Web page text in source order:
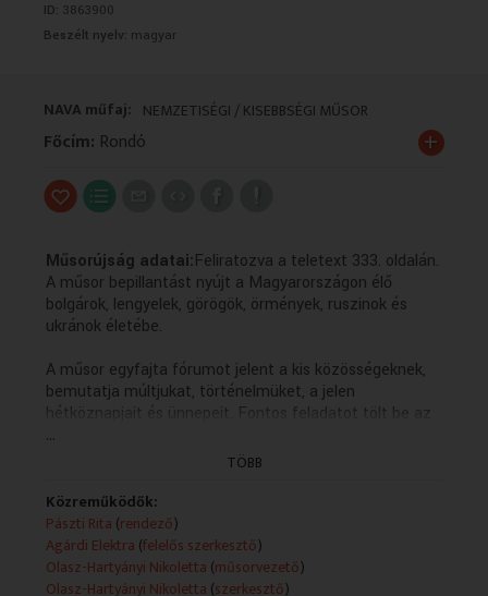
ID: 3863900
Beszélt nyelv: magyar
NAVA műfaj: NEMZETISÉGI / KISEBBSÉGI MŰSOR
Főcím: Rondó +
Műsorújság adatai:Feliratozva a teletext 333. oldalán.
A műsor bepillantást nyújt a Magyarországon élő
bolgárok, lengyelek, görögök, örmények, ruszinok és
ukránok életébe.
A műsor egyfajta fórumot jelent a kis közösségeknek,
bemutatja múltjukat, történelmüket, a jelen
hétköznapjait és ünnepeit. Fontos feladatot tölt be az
anyanyelvi kultúra ápolásában, hiszen a forgatott
anyagok többsége az adott kisebbség nyelvén készül
Technikai leírás:
A műsorszolgáltatói információk (Műsorszolgáltatói
ismertető) forrása változó (teletext, mediaklikk.hu).
Műsorszolgáltatói ismertető:
...
TÖBB
Közreműködők:
Pászti Rita (rendező)
Agárdi Elektra (felelős szerkesztő)
Olasz-Hartyányi Nikoletta (műsorvezető)
Olasz-Hartyányi Nikoletta (szerkesztő)